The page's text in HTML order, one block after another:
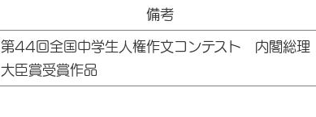
備考
第44回全国中学生人権作文コンテスト 内閣総理
大臣賞受賞作品